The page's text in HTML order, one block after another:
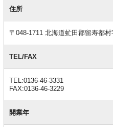
本住所
〒048-1711 北海道虻田郡留寿都村
TEL/FAX
TEL:0136-46-3331
FAX:0136-46-3229
開業年